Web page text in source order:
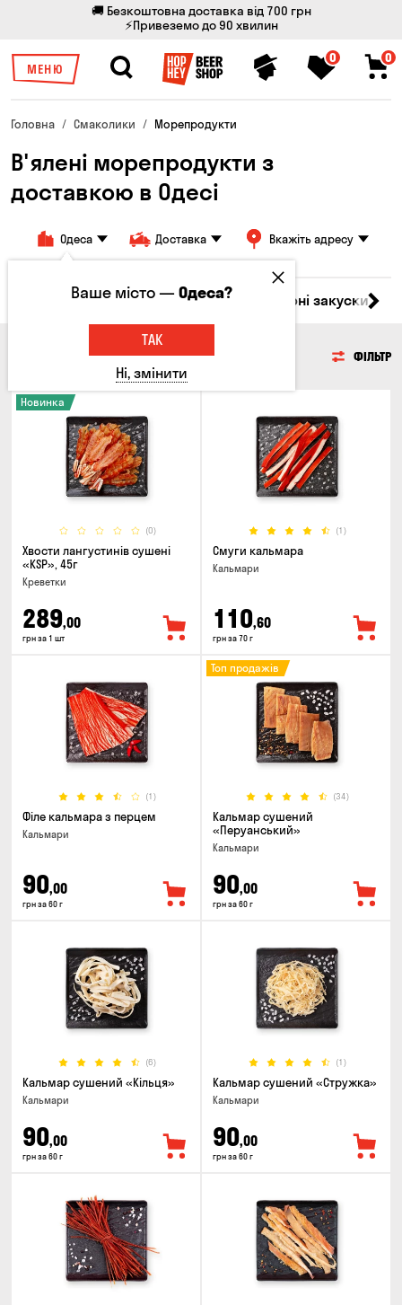
🚚 Безкоштовна доставка від 700 грн
⚡Привеземо до 90 хвилин
МЕНЮ
0 0
Головна Смаколики Морепродукти
В'ялені морепродукти з
доставкою в Одесі
Одеса Доставка Вкажіть адресу
М'ясо Риба Морепродукти Сирні закуски
МОРЕПРОДУКТИ ФІЛЬТР
(0)
Новинка
Хвости лангустинів сушені
«KSP», 45г
Креветки
289,00
грн за 1 шт
(1)
Смуги кальмара
Кальмари
110,60
грн за 70 г
(1)
Філе кальмара з перцем
Кальмари
90,00
грн за 60 г
(34)
Топ продажів
Кальмар сушений
«Перуанський»
Кальмари
90,00
грн за 60 г
(6)
Кальмар сушений «Кільця»
Кальмари
90,00
грн за 60 г
(1)
Кальмар сушений «Стружка»
Кальмари
90,00
грн за 60 г
Ваше місто —Одеса?
ТАК
Ні, змінити